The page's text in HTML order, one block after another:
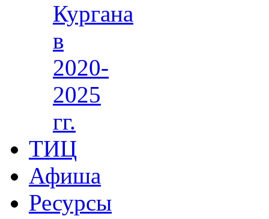
Кургана
в
2020-
2025
гг.
ТИЦ
Афиша
Ресурсы